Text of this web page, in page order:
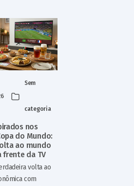
Sem
categoria
nos
do Mundo:
ao mundo
frente da TV
volta ao
com